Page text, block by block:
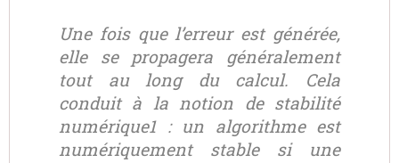
Une fois que l’erreur est générée,
elle se propagera généralement
tout au long du calcul. Cela
conduit à la notion de stabilité
numérique1 : un algorithme est
numériquement stable si une